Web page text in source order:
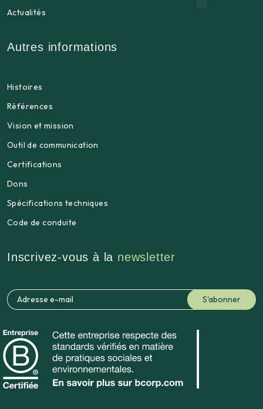
Actualités
Autres informations
Histoires
Références
Vision et mission
Outil de communication
Certifications
Dons
Spécifications techniques
Code de conduite
Inscrivez-vous à la newsletter